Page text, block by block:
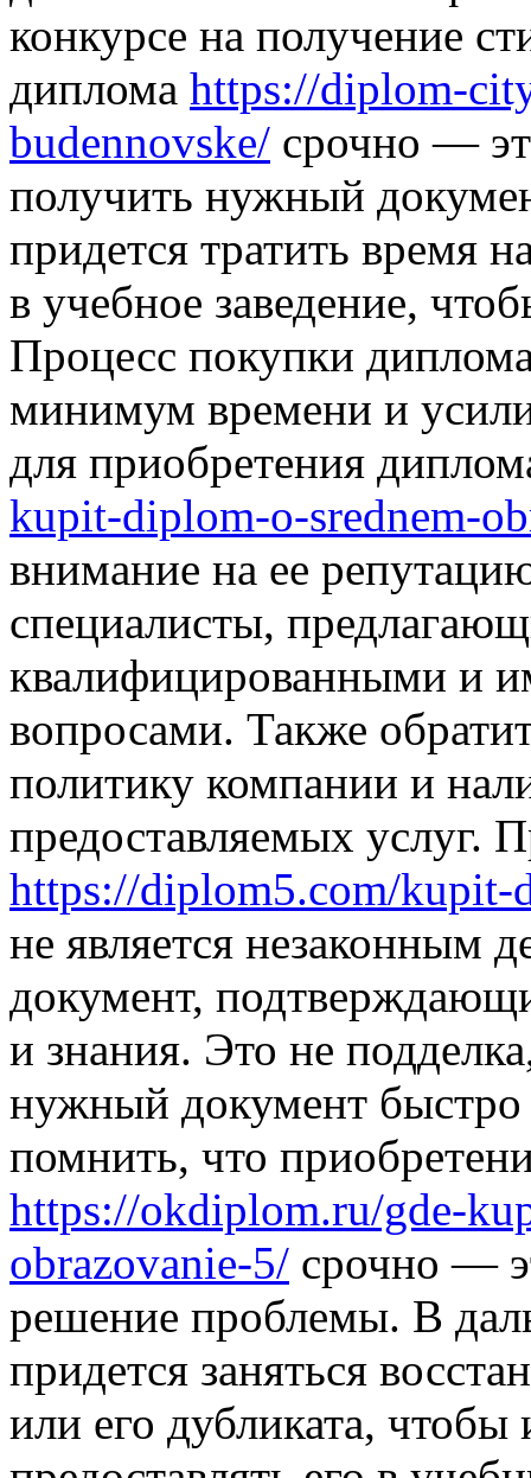
конкурсе на получение
диплома https://diplom-
budennovske/ срочно —
получить нужный
придется тратить время
в учебное заведение,
Процесс покупки
минимум времени и
для приобретения
kupit-diplom-o-srednem-
внимание на ее
специалисты,
квалифицированными и
вопросами. Также
политику компании и
предоставляемых услуг.
https://diplom5.com/
не является незаконным
документ,
и знания. Это не
нужный документ
помнить, что
https://okdiplom.ru/gde-
obrazovanie-5/ срочно —
решение проблемы. В
придется заняться
или его дубликата,